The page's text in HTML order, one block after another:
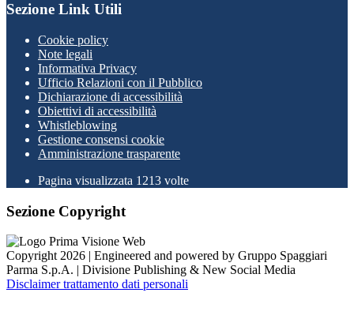
Sezione Link Utili
Cookie policy
Note legali
Informativa Privacy
Ufficio Relazioni con il Pubblico
Dichiarazione di accessibilità
Obiettivi di accessibilità
Whistleblowing
Gestione consensi cookie
Amministrazione trasparente
Pagina visualizzata 1213 volte
Sezione Copyright
Copyright 2026 | Engineered and powered by Gruppo Spaggiari
Parma S.p.A. | Divisione Publishing & New Social Media
Disclaimer trattamento dati personali